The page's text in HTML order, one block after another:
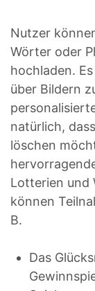
Nutzer
Wörter oder
hochladen.
über Bildern
natürlich,
löschen
Lotterien und
können
B.
Das